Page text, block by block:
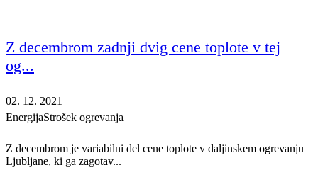
Z decembrom zadnji dvig cene toplote v tej
og...
02. 12. 2021
EnergijaStrošek ogrevanja
Z decembrom je variabilni del cene toplote v daljinskem ogrevanju
Ljubljane, ki ga zagotav...